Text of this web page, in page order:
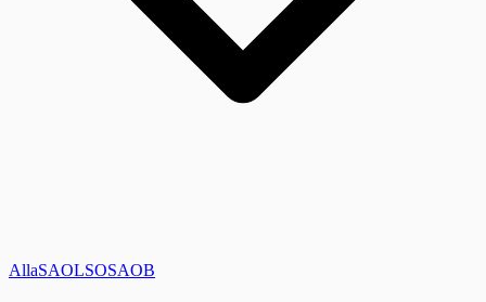
AllaSAOLSOSAOB